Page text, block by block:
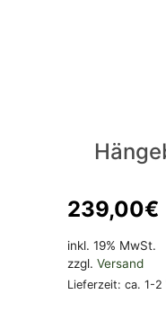
239,00€
inkl. 19% MwSt.
zzgl. Versand
Lieferzeit: ca. 1-2